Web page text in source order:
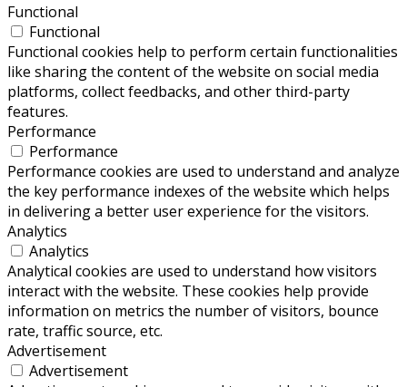
Functional
Functional
Functional cookies help to perform certain functionalities
like sharing the content of the website on social media
platforms, collect feedbacks, and other third-party
features.
Performance
Performance
Performance cookies are used to understand and analyze
the key performance indexes of the website which helps
in delivering a better user experience for the visitors.
Analytics
Analytics
Analytical cookies are used to understand how visitors
interact with the website. These cookies help provide
information on metrics the number of visitors, bounce
rate, traffic source, etc.
Advertisement
Advertisement